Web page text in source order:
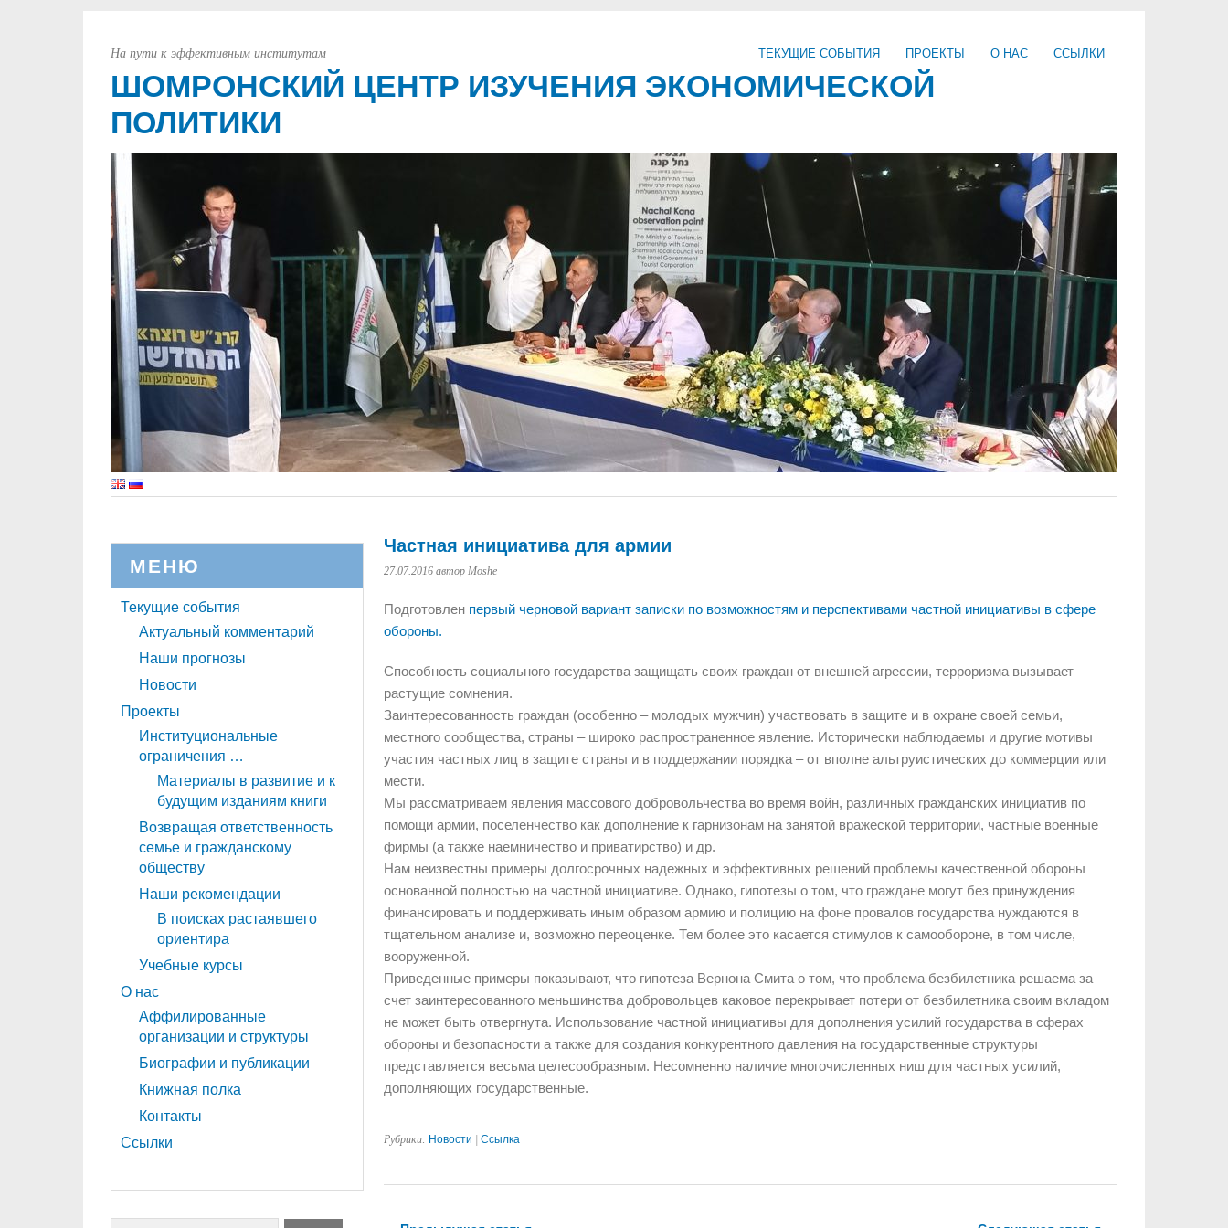
ТЕКУЩИЕ СОБЫТИЯ ПРОЕКТЫ О НАС ССЫЛКИ
ШОМРОНСКИЙ ЦЕНТР ИЗУЧЕНИЯ ЭКОНОМИЧЕСКОЙ
ПОЛИТИКИ
На пути к эффективным институтам
Частная инициатива для армии
27.07.2016 автор Moshe
Подготовлен первый черновой вариант записки по возможностям и перспективами частной инициативы в сфере
обороны.
Способность социального государства защищать своих граждан от внешней агрессии, терроризма вызывает
растущие сомнения.
Заинтересованность граждан (особенно – молодых мужчин) участвовать в защите и в охране своей семьи,
местного сообщества, страны – широко распространенное явление. Исторически наблюдаемы и другие мотивы
участия частных лиц в защите страны и в поддержании порядка – от вполне альтруистических до коммерции или
мести.
Мы рассматриваем явления массового добровольчества во время войн, различных гражданских инициатив по
помощи армии, поселенчество как дополнение к гарнизонам на занятой вражеской территории, частные военные
фирмы (а также наемничество и приватирство) и др.
Нам неизвестны примеры долгосрочных надежных и эффективных решений проблемы качественной обороны
основанной полностью на частной инициативе. Однако, гипотезы о том, что граждане могут без принуждения
финансировать и поддерживать иным образом армию и полицию на фоне провалов государства нуждаются в
тщательном анализе и, возможно переоценке. Тем более это касается стимулов к самообороне, в том числе,
вооруженной.
Приведенные примеры показывают, что гипотеза Вернона Смита о том, что проблема безбилетника решаема за
счет заинтересованного меньшинства добровольцев каковое перекрывает потери от безбилетника своим вкладом
не может быть отвергнута. Использование частной инициативы для дополнения усилий государства в сферах
обороны и безопасности а также для создания конкурентного давления на государственные структуры
представляется весьма целесообразным. Несомненно наличие многочисленных ниш для частных усилий,
дополняющих государственные.
Рубрики: Новости |Ссылка
МЕНЮ
Текущие события
Актуальный комментарий
Наши прогнозы
Новости
Проекты
Институциональные
ограничения …
Материалы в развитие и к
будущим изданиям книги
Возвращая ответственность
семье и гражданскому
обществу
Наши рекомендации
В поисках растаявшего
ориентира
Учебные курсы
О нас
Аффилированные
организации и структуры
Биографии и публикации
Книжная полка
Контакты
Ссылки